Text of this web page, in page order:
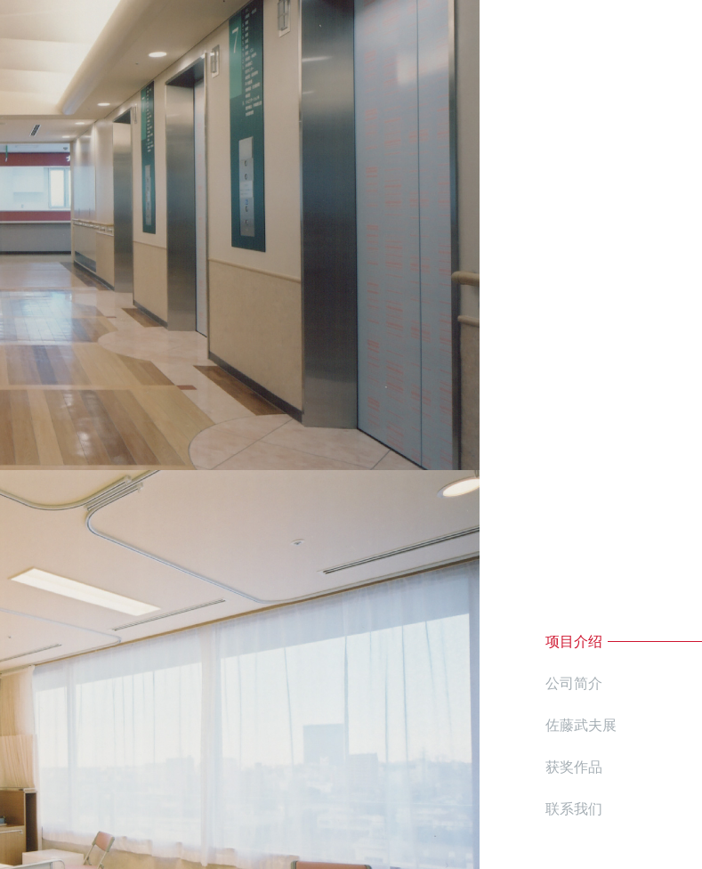
项目介绍
公司简介
佐藤武夫展
获奖作品
联系我们